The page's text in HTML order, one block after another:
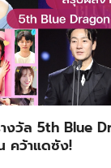
งวัล 5th Blue
คว้าแดซัง!